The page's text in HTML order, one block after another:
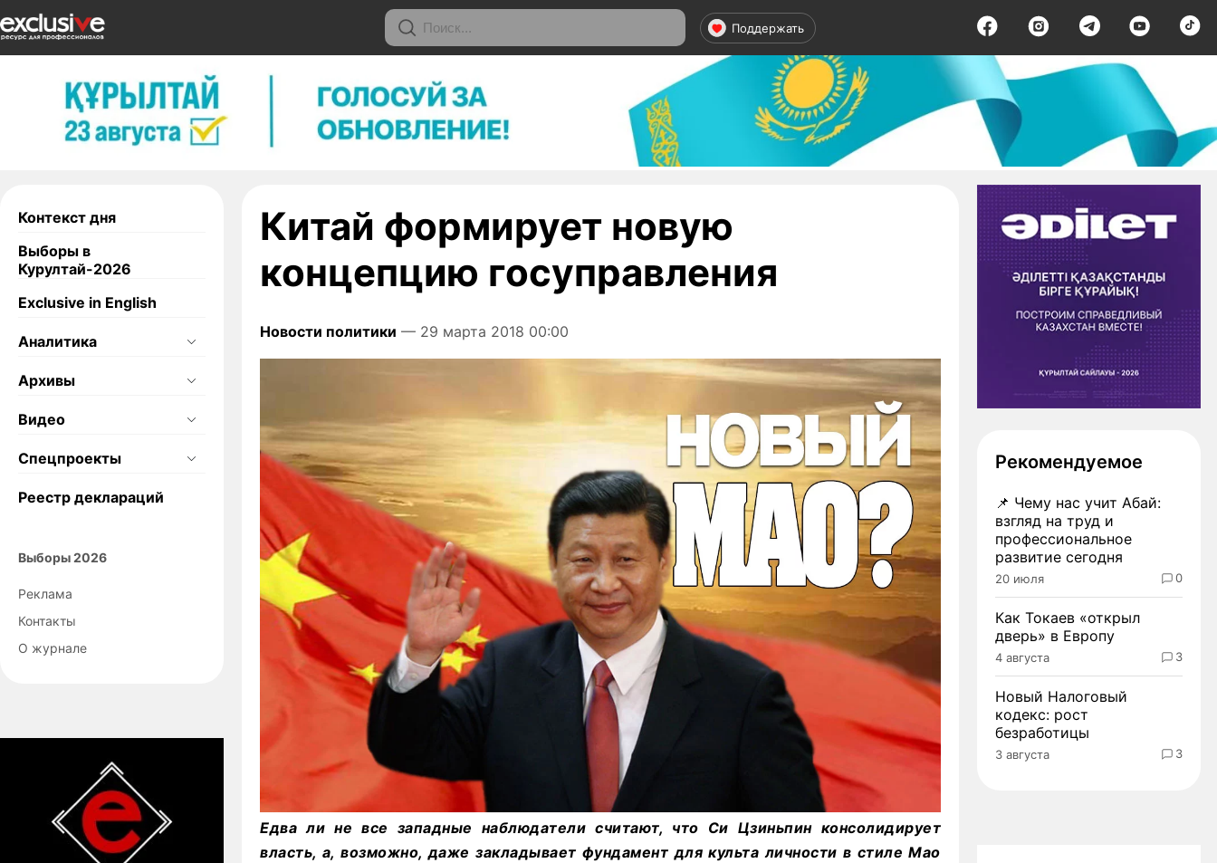
Поддержать
Контекст дня
Выборы в
Курултай-2026
Exclusive in English
Аналитика
Архивы
Видео
Спецпроекты
Реестр деклараций
Выборы 2026
Реклама
Контакты
О журнале
Китай формирует новую
концепцию госуправления
Новости политики — 29 марта 2018 00:00
Едва ли не все западные наблюдатели считают, что Си Цзиньпин консолидирует
власть, а, возможно, даже закладывает фундамент для культа личности в стиле Мао
Рекомендуемое
📌 Чему нас учит Абай:
взгляд на труд и
профессиональное
развитие сегодня
20 июля 0
Как Токаев «открыл
дверь» в Европу
4 августа 3
Новый Налоговый
кодекс: рост
безработицы
3 августа 3